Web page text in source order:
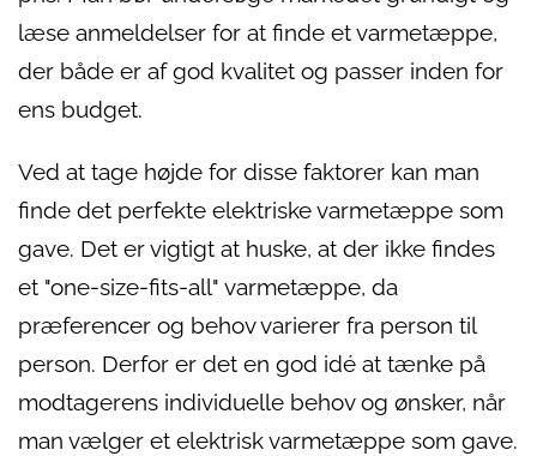
læse anmeldelser for at finde et varmetæppe,
der både er af god kvalitet og passer inden for
ens budget.
Ved at tage højde for disse faktorer kan man
finde det perfekte elektriske varmetæppe som
gave. Det er vigtigt at huske, at der ikke findes
et "one-size-fits-all" varmetæppe, da
præferencer og behov varierer fra person til
person. Derfor er det en god idé at tænke på
modtagerens individuelle behov og ønsker, når
man vælger et elektrisk varmetæppe som gave.